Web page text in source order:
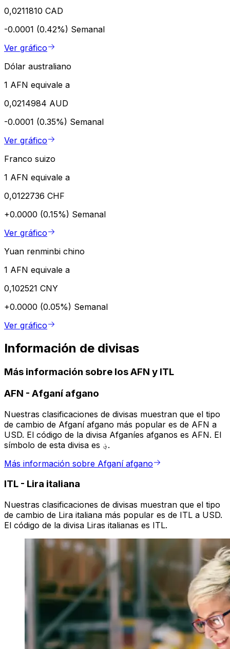
0,0211810 CAD
-0.0001 (0.42%) Semanal
Ver gráfico
Dólar australiano
1 AFN equivale a
0,0214984 AUD
-0.0001 (0.35%) Semanal
Ver gráfico
Franco suizo
1 AFN equivale a
0,0122736 CHF
+0.0000 (0.15%) Semanal
Ver gráfico
Yuan renminbi chino
1 AFN equivale a
0,102521 CNY
+0.0000 (0.05%) Semanal
Ver gráfico
Información de divisas
Más información sobre los AFN y ITL
AFN - Afganí afgano
Nuestras clasificaciones de divisas muestran que el tipo
de cambio de Afganí afgano más popular es de AFN a
USD. El código de la divisa Afganíes afganos es AFN. El
símbolo de esta divisa es ؋.
Más información sobre Afganí afgano
ITL - Lira italiana
Nuestras clasificaciones de divisas muestran que el tipo
de cambio de Lira italiana más popular es de ITL a USD.
El código de la divisa Liras italianas es ITL.